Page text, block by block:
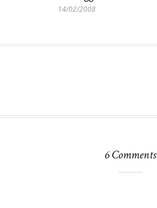
14/02/2008
6 Comments